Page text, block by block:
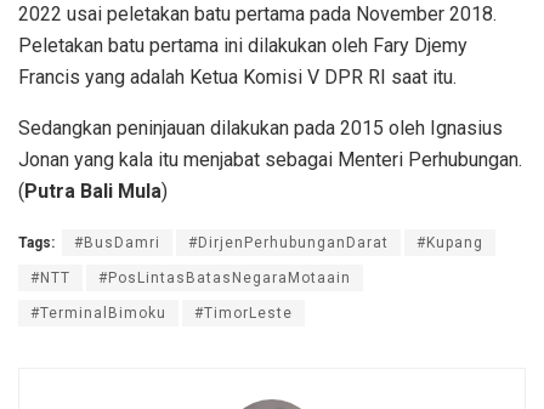
2022 usai peletakan batu pertama pada November 2018.
Peletakan batu pertama ini dilakukan oleh Fary Djemy
Francis yang adalah Ketua Komisi V DPR RI saat itu.
Sedangkan peninjauan dilakukan pada 2015 oleh Ignasius
Jonan yang kala itu menjabat sebagai Menteri Perhubungan.
(Putra Bali Mula)
Tags: #BusDamri #DirjenPerhubunganDarat #Kupang
#NTT #PosLintasBatasNegaraMotaain
#TerminalBimoku #TimorLeste